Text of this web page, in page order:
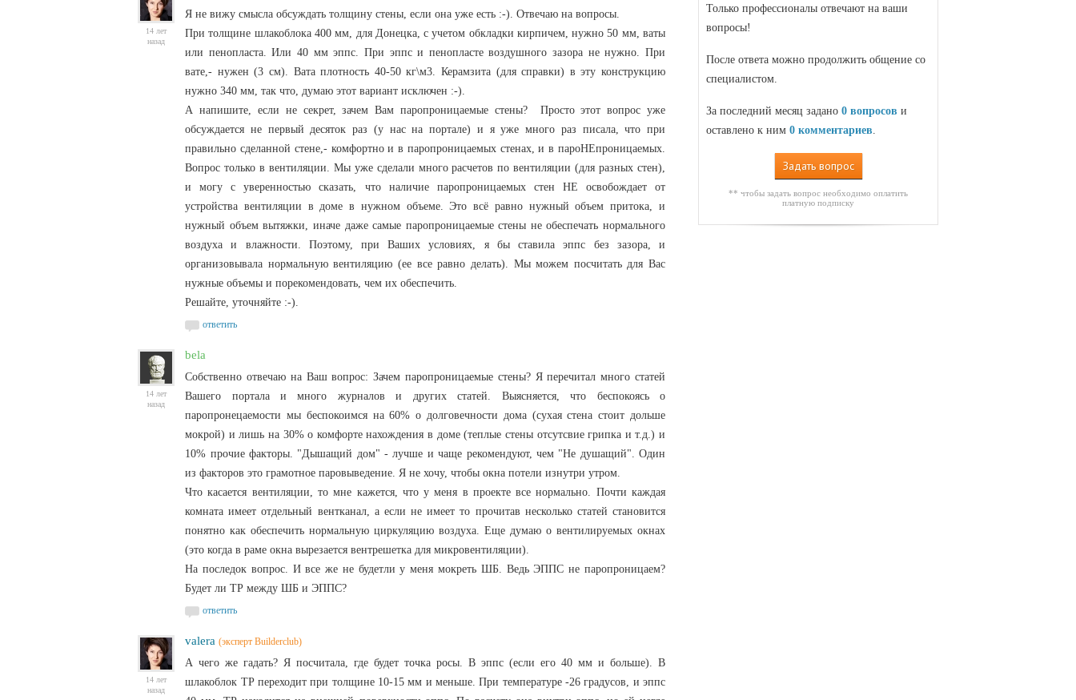
Только профессионалы отвечают на ваши
вопросы!
После ответа можно продолжить общение со
специалистом.
За последний месяц задано 0 вопросов и
оставлено к ним 0 комментариев
Задать вопрос
** чтобы задать вопрос необходимо оплатить
платную подписку
14 лет
назад
Я не вижу смысла обсуждать толщину стены, если она уже есть :-). Отвечаю на вопросы.
При толщине шлакоблока 400 мм, для Донецка, с учетом обкладки кирпичем, нужно 50 мм, ваты
или пенопласта. Или 40 мм эппс. При эппс и пенопласте воздушного зазора не нужно. При
вате,- нужен (3 см). Вата плотность 40-50 кг\м3. Керамзита (для справки) в эту конструкцию
нужно 340 мм, так что, думаю этот вариант исключен :-).
А напишите, если не секрет, зачем Вам паропроницаемые стены? Просто этот вопрос уже
обсуждается не первый десяток раз (у нас на портале) и я уже много раз писала, что при
правильно сделанной стене,- комфортно и в паропроницаемых стенах, и в пароНЕпроницаемых.
Вопрос только в вентиляции. Мы уже сделали много расчетов по вентиляции (для разных стен),
и могу с уверенностью сказать, что наличие паропроницаемых стен НЕ освобождает от
устройства вентиляции в доме в нужном объеме. Это всё равно нужный объем притока, и
нужный объем вытяжки, иначе даже самые паропроницаемые стены не обеспечать нормального
воздуха и влажности. Поэтому, при Ваших условиях, я бы ставила эппс без зазора, и
организовывала нормальную вентиляцию (ее все равно делать). Мы можем посчитать для Вас
нужные объемы и порекомендовать, чем их обеспечить.
Решайте, уточняйте :-).
ответить
14 лет
назад
bela
Собственно отвечаю на Ваш вопрос: Зачем паропроницаемые стены? Я перечитал много статей
Вашего портала и много журналов и других статей. Выясняется, что беспокоясь о
паропронецаемости мы беспокоимся на 60% о долговечности дома (сухая стена стоит дольше
мокрой) и лишь на 30% о комфорте нахождения в доме (теплые стены отсутсвие грипка и т.д.) и
10% прочие факторы. "Дышащий дом" - лучше и чаще рекомендуют, чем "Не душащий". Один
из факторов это грамотное паровыведение. Я не хочу, чтобы окна потели изнутри утром.
Что касается вентиляции, то мне кажется, что у меня в проекте все нормально. Почти каждая
комната имеет отдельный вентканал, а если не имеет то прочитав несколько статей становится
понятно как обеспечить нормальную циркуляцию воздуха. Еще думаю о вентилируемых окнах
(это когда в раме окна вырезается вентрешетка для микровентиляции).
На последок вопрос. И все же не будетли у меня мокреть ШБ. Ведь ЭППС не паропроницаем?
Будет ли ТР между ШБ и ЭППС?
ответить
14 лет
назад
valera (эксперт Builderclub)
А чего же гадать? Я посчитала, где будет точка росы. В эппс (если его 40 мм и больше). В
шлакоблок ТР переходит при толщине 10-15 мм и меньше. При температуре -26 градусов, и эппс